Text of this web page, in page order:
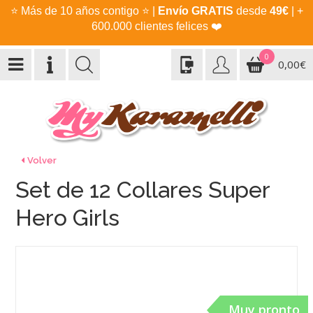
⭐ Más de 10 años contigo ⭐ Envío GRATIS desde 49€| +
600.000 clientes felices ❤️
0
0,00€
Volver
Muy pronto
Set de 12 Collares Super
Hero Girls